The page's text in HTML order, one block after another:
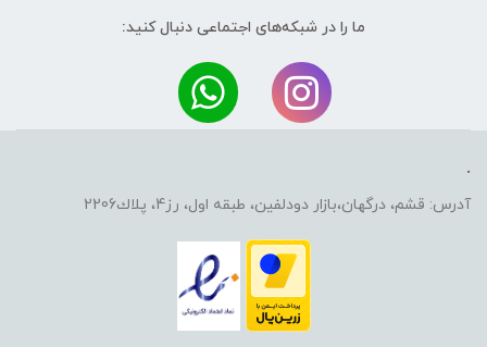
ما را در شبکه‌های اجتماعی دنبال کنید:
.
آدرس: قشم، درگهان،بازار دودلفين، طبقه اول، رز4، پلاك2206